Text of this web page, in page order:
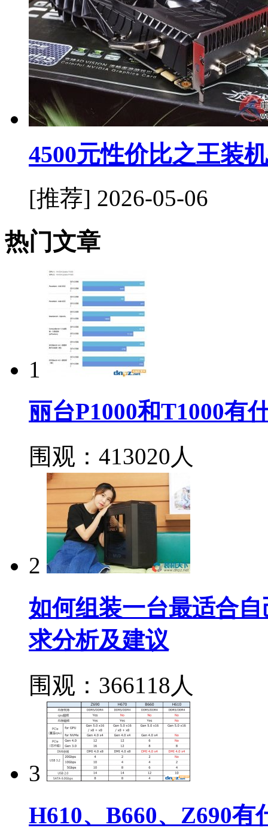
4500元性价比之王装
[推荐] 2026-05-06
热门文章
1
丽台P1000和T1000有
围观：413020人
2
如何组装一台最适合
求分析及建议
围观：366118人
3
H610、B660、Z690有